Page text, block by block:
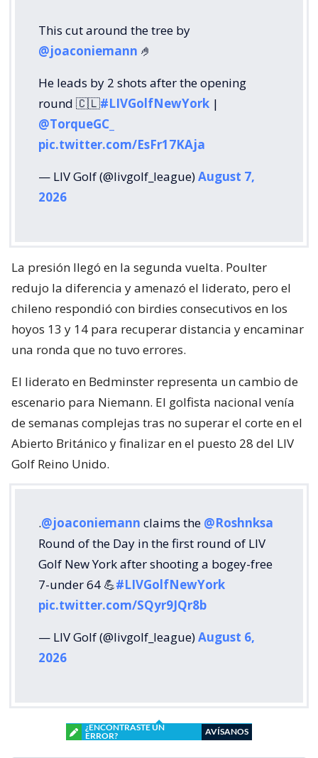
This cut around the tree by
@joaconiemann 🤌
He leads by 2 shots after the opening
round 🇨🇱#LIVGolfNewYork |
@TorqueGC_
pic.twitter.com/EsFr17KAja
— LIV Golf (@livgolf_league)August 7,
2026
La presión llegó en la segunda vuelta. Poulter
redujo la diferencia y amenazó el liderato, pero el
chileno respondió con birdies consecutivos en los
hoyos 13 y 14 para recuperar distancia y encaminar
una ronda que no tuvo errores.
El liderato en Bedminster representa un cambio de
escenario para Niemann. El golfista nacional venía
de semanas complejas tras no superar el corte en el
Abierto Británico y finalizar en el puesto 28 del LIV
Golf Reino Unido.
.@joaconiemann claims the @Roshnksa
Round of the Day in the first round of LIV
Golf New York after shooting a bogey-free
7-under 64 💪#LIVGolfNewYork
pic.twitter.com/SQyr9JQr8b
— LIV Golf (@livgolf_league)August 6,
2026
¿ENCONTRASTE UN
ERROR?
AVÍSANOS